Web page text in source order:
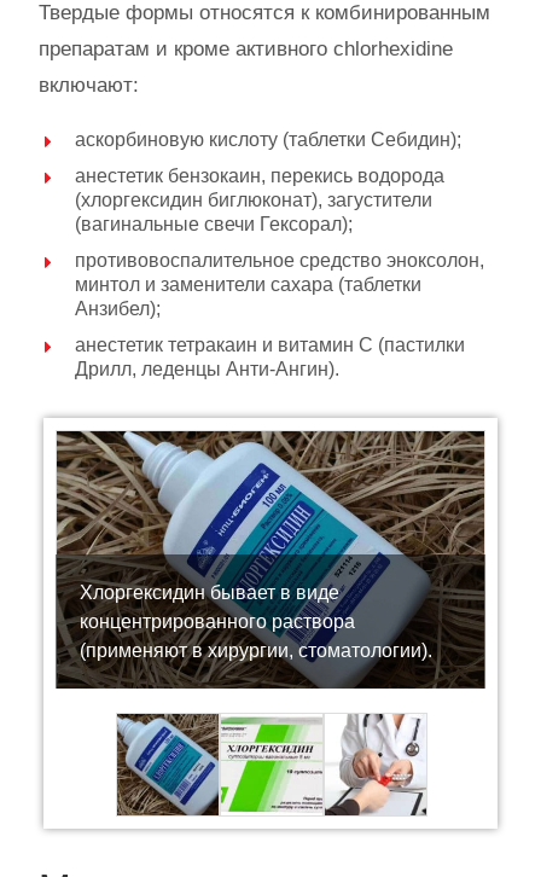
Твердые формы относятся к комбинированным
препаратам и кроме активного сhlorhexidine
включают:
аскорбиновую кислоту (таблетки Себидин);
анестетик бензокаин, перекись водорода
(хлоргексидин биглюконат), загустители
(вагинальные свечи Гексорал);
противовоспалительное средство эноксолон,
минтол и заменители сахара (таблетки
Анзибел);
анестетик тетракаин и витамин С (пастилки
Дрилл, леденцы Анти-Ангин).
Хлоргексидин бывает в виде
концентрированного раствора
(применяют в хирургии, стоматологии).